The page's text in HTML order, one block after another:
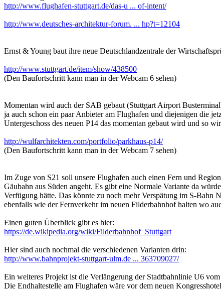
http://www.flughafen-stuttgart.de/das-u ... of-intent/
http://www.deutsches-architektur-forum. ... hp?t=12104
Ernst & Young baut ihre neue Deutschlandzentrale der
http://www.stuttgart.de/item/show/438500
(Den Baufortschritt kann man in der Webcam 6 sehen)
Momentan wird auch der SAB gebaut (Stuttgart Airport
ja auch schon ein paar Anbieter am Flughafen und diejenigen die
Untergeschoss des neuen P14 das momentan gebaut wird und so
http://wulfarchitekten.com/portfolio/parkhaus-p14/
(Den Baufortschritt kann man in der Webcam 7 sehen)
Im Zuge von S21 soll unsere Flughafen auch einen Fern und
Gäubahn aus Süden angeht. Es gibt eine Normale Variante da
Verfügung hätte. Das könnte zu noch mehr Verspätung im S-Bahn
ebenfalls wie der Fernverkehr im neuen Filderbahnhof halten wo
Einen guten Überblick gibt es hier:
https://de.wikipedia.org/wiki/Filderbahnhof_Stuttgart
Hier sind auch nochmal die verschiedenen Varianten drin:
http://www.bahnprojekt-stuttgart-ulm.de ... 363709027/
Ein weiteres Projekt ist die Verlängerung der Stadtbahnlinie U6
Die Endhaltestelle am Flughafen wäre vor dem neuen